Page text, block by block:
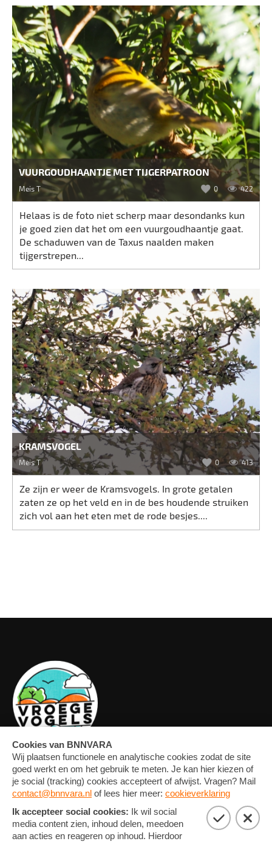
VUURGOUDHAANTJE MET TIJGERPATROON
Meis T 0 422
Helaas is de foto niet scherp maar desondanks kun
je goed zien dat het om een vuurgoudhaantje gaat.
De schaduwen van de Taxus naalden maken
tijgerstrepen...
KRAMSVOGEL
Meis T 0 413
Ze zijn er weer de Kramsvogels. In grote getalen
zaten ze op het veld en in de bes houdende struiken
zich vol aan het eten met de rode besjes....
OVERZICHT
ARTIKELEN
FORUM
NIEUWSBRIEF